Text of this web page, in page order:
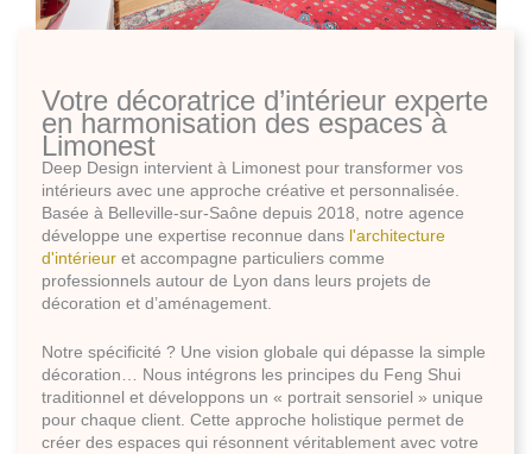
Votre décoratrice d’intérieur experte
en harmonisation des espaces à
Limonest
Deep Design intervient à Limonest pour transformer vos
intérieurs avec une approche créative et personnalisée.
Basée à Belleville-sur-Saône depuis 2018, notre agence
développe une expertise reconnue dans l'architecture
d'intérieur et accompagne particuliers comme
professionnels autour de Lyon dans leurs projets de
décoration et d’aménagement.
Notre spécificité ? Une vision globale qui dépasse la simple
décoration… Nous intégrons les principes du Feng Shui
traditionnel et développons un « portrait sensoriel » unique
pour chaque client. Cette approche holistique permet de
créer des espaces qui résonnent véritablement avec votre